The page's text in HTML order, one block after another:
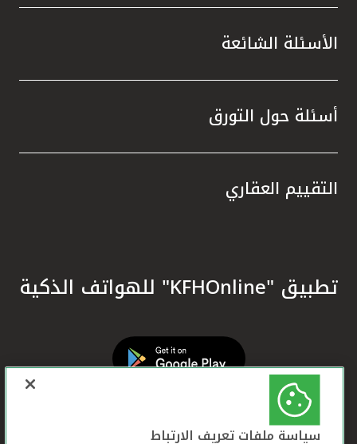
الأسئلة الشائعة
أسئلة حول التورق
التقييم العقاري
تطبيق "KFHOnline" للهواتف الذكية
سياسة ملفات تعريف الارتباط